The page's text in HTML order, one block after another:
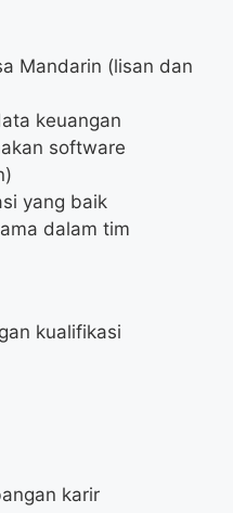
Mandarin (lisan dan
keuangan
software
yang baik
dalam tim
kualifikasi
karir